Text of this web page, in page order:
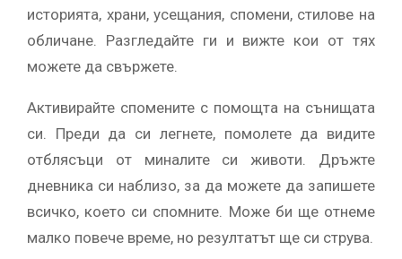
историята, храни, усещания, спомени, стилове на
обличане. Разгледайте ги и вижте кои от тях
можете да свържете.
Активирайте спомените с помощта на сънищата
си. Преди да си легнете, помолете да видите
отблясъци от миналите си животи. Дръжте
дневника си наблизо, за да можете да запишете
всичко, което си спомните. Може би ще отнеме
малко повече време, но резултатът ще си струва.